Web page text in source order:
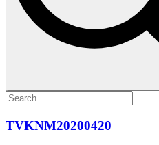
TVKNM20200420